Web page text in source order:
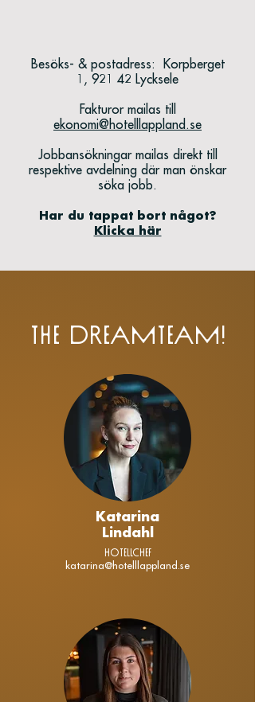
Besöks- & postadress: Korpberget
1, 921 42 Lycksele
Fakturor mailas till
ekonomi@hotelllappland.se
Jobbansökningar mailas direkt till
respektive avdelning där man önskar
söka jobb.
Har du tappat bort något?
Klicka här
The dreamteam!
Katarina
Lindahl
Hotellchef
katarina@hotelllappland.se